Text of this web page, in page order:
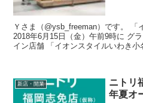
Ｙさま（@ysb_freeman）です。 「イオンモールいわき小名浜」が
2018年6月15日（金）午前9時に グラン
イン店舗 「イオンスタイルいわき
新店・開業
ニトリ
年夏オ